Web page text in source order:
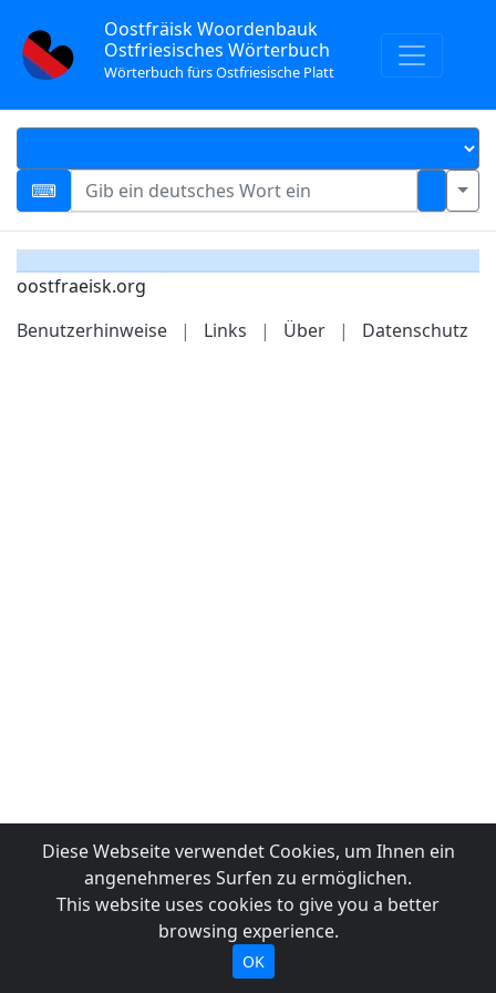
Oostfräisk Woordenbauk
Ostfriesisches Wörterbuch
Wörterbuch fürs Ostfriesische Platt
oostfraeisk.org
Benutzerhinweise
| Links | Über | Datenschutz
Diese Webseite verwendet Cookies, um Ihnen ein
angenehmeres Surfen zu ermöglichen.
This website uses cookies to give you a better
browsing experience.
OK